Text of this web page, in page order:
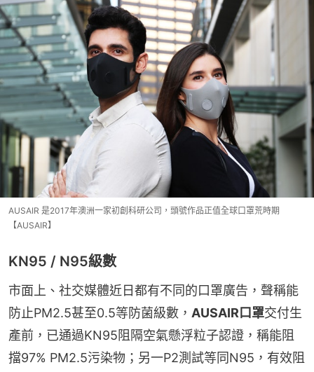
AUSAIR 是2017年澳洲一家初創科研公司，頭號作品正值全球口罩荒時期
【AUSAIR】
KN95 / N95級數
市面上、社交媒體近日都有不同的口罩廣告，聲稱能
防止PM2.5甚至0.5等防菌級數， AUSAIR口罩交付生
產前，已通過KN95阻隔空氣懸浮粒子認證，稱能阻
擋97% PM2.5污染物；另一P2測試等同N95，有效阻